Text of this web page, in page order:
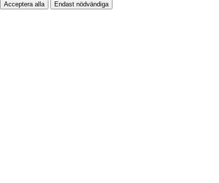
Acceptera alla Endast nödvändiga